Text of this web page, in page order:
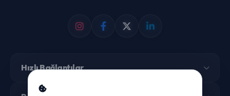
Hızlı Bağlantılar